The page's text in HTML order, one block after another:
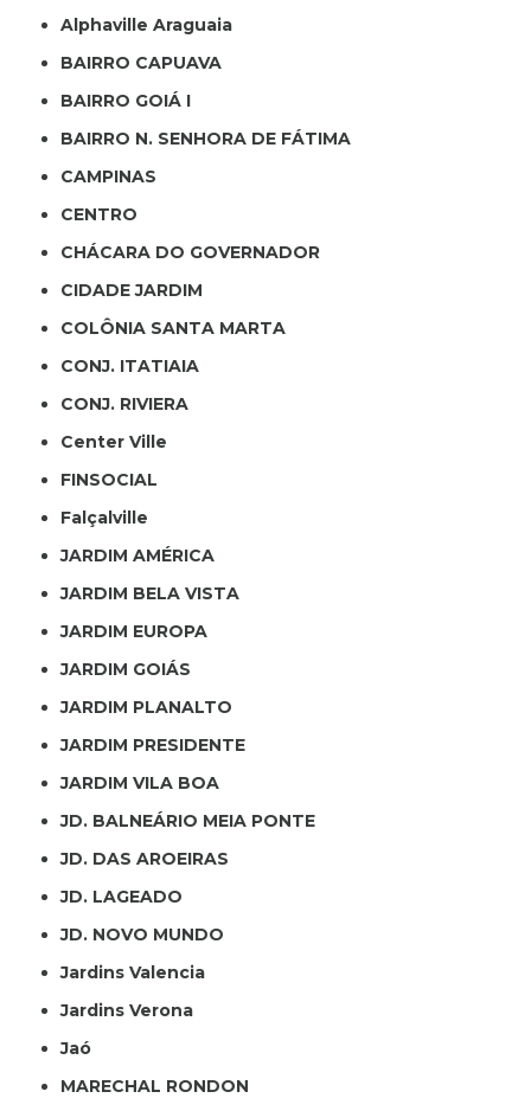
Alphaville Araguaia
BAIRRO CAPUAVA
BAIRRO GOIÁ I
BAIRRO N. SENHORA DE FÁTIMA
CAMPINAS
CENTRO
CHÁCARA DO GOVERNADOR
CIDADE JARDIM
COLÔNIA SANTA MARTA
CONJ. ITATIAIA
CONJ. RIVIERA
Center Ville
FINSOCIAL
Falçalville
JARDIM AMÉRICA
JARDIM BELA VISTA
JARDIM EUROPA
JARDIM GOIÁS
JARDIM PLANALTO
JARDIM PRESIDENTE
JARDIM VILA BOA
JD. BALNEÁRIO MEIA PONTE
JD. DAS AROEIRAS
JD. LAGEADO
JD. NOVO MUNDO
Jardins Valencia
Jardins Verona
Jaó
MARECHAL RONDON